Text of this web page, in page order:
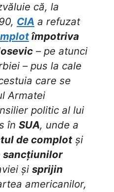
că, la
CIA a refuzat
împotriva
– pe atunci
– pus la cale
care se
Armatei
politic al lui
în SUA, unde a
de complot și
sancțiunilor
și sprijin
americanilor,